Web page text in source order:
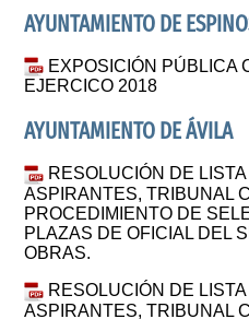
AYUNTAMIENTO DE
EXPOSICIÓN PÚBLICA
EJERCICO 2018
AYUNTAMIENTO DE ÁVILA
RESOLUCIÓN DE
ASPIRANTES, TRIBUNAL
PROCEDIMIENTO DE
PLAZAS DE OFICIAL DEL
OBRAS.
RESOLUCIÓN DE
ASPIRANTES, TRIBUNAL